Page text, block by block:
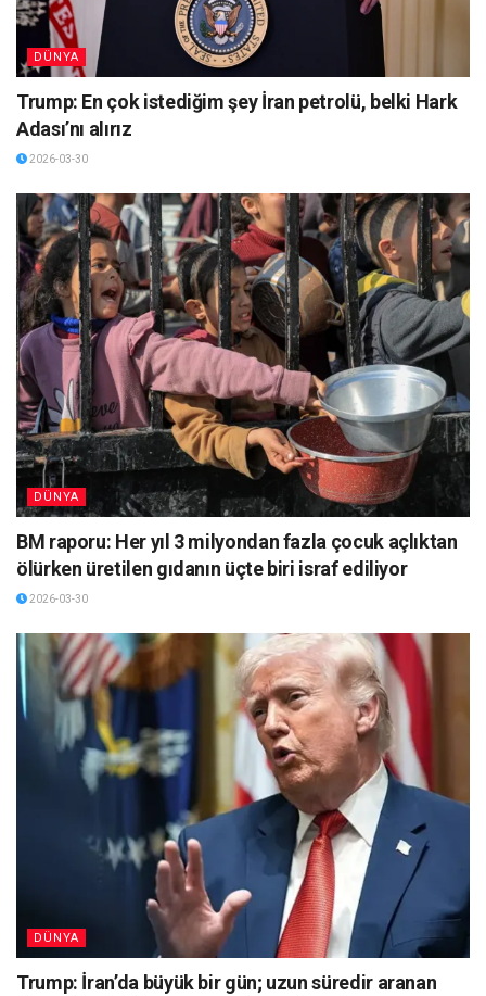
DÜNYA
Trump: En çok istediğim şey İran petrolü, belki Hark
Adası’nı alırız
2026-03-30
DÜNYA
BM raporu: Her yıl 3 milyondan fazla çocuk açlıktan
ölürken üretilen gıdanın üçte biri israf ediliyor
2026-03-30
DÜNYA
Trump: İran’da büyük bir gün; uzun süredir aranan